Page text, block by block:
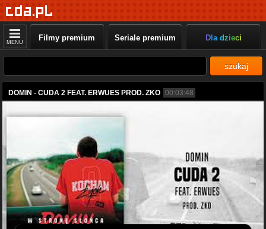
MENU Filmy premium Seriale premium Dla dzieci
szukaj
DOMIN - CUDA 2 FEAT. ERWUES PROD. ZKO 00:03:48